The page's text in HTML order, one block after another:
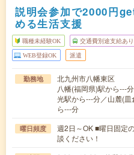
説明会参加で2000円
める生活支援
職種未経験OK 交通費別途支給あり
WEB登録OK 派遣
勤務地
北九州市八幡東区
八幡(福岡県)駅から---
光駅から---分／山麓(
ら---分
曜日頻度
週2日～OK ■曜日固定
談ください！